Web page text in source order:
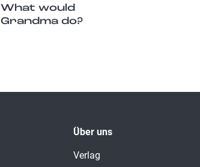
What would
Grandma do?
Über uns
Verlag